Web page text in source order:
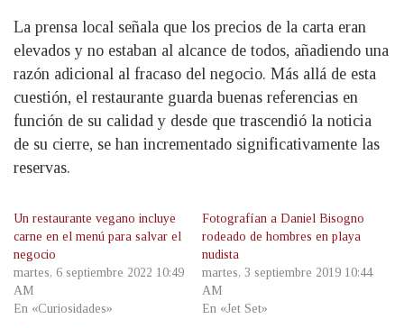
La prensa local señala que los precios de la carta eran
elevados y no estaban al alcance de todos, añadiendo una
razón adicional al fracaso del negocio. Más allá de esta
cuestión, el restaurante guarda buenas referencias en
función de su calidad y desde que trascendió la noticia
de su cierre, se han incrementado significativamente las
reservas.
Un restaurante vegano incluye
carne en el menú para salvar el
negocio
martes, 6 septiembre 2022 10:49
AM
En «Curiosidades»
Fotografían a Daniel Bisogno
rodeado de hombres en playa
nudista
martes, 3 septiembre 2019 10:44
AM
En «Jet Set»